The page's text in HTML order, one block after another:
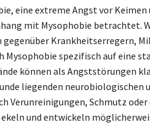
eine extreme Angst vor
mit Mysophobie betrachtet.
gegenüber Krankheitserregern,
Mysophobie spezifisch auf eine
können als Angststörungen
liegenden
Verunreinigungen, Schmutz
und entwickeln